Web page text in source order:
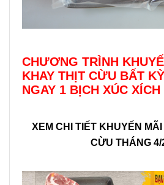
CHƯƠNG TRÌNH
KHAY THỊT CỪU BẤT
NGAY 1 BỊCH XÚC
XEM CHI TIẾT KHUYẾN
CỪU THÁNG 4/